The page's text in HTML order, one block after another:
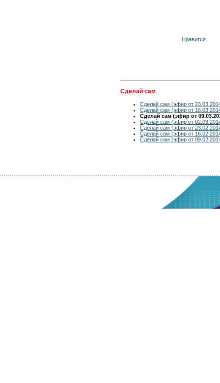
Нравится
Сделай сам
Сделай сам (эфир от
Сделай сам (эфир от
Сделай сам (эфир от
Сделай сам (эфир от
Сделай сам (эфир от
Сделай сам (эфир от
Сделай сам (эфир от